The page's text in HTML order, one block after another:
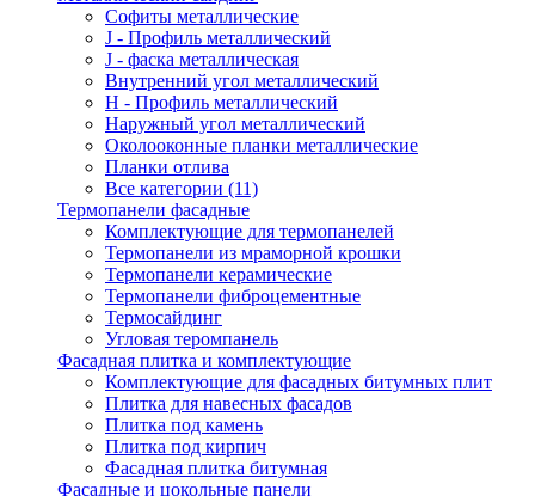
Cофиты металлические
J - Профиль металлический
J - фаска металлическая
Внутренний угол металлический
Н - Профиль металлический
Наружный угол металлический
Околооконные планки металлические
Планки отлива
Все категории (11)
Термопанели фасадные
Комплектующие для термопанелей
Термопанели из мраморной крошки
Термопанели керамические
Термопанели фиброцементные
Термосайдинг
Угловая теромпанель
Фасадная плитка и комплектующие
Комплектующие для фасадных битумных плит
Плитка для навесных фасадов
Плитка под камень
Плитка под кирпич
Фасадная плитка битумная
Фасадные и цокольные панели